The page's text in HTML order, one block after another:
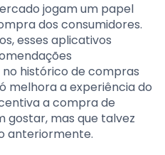
jogam um papel
dos consumidores.
esses aplicativos
histórico de compras
melhora a experiência do
a compra de
gostar, mas que talvez
anteriormente.